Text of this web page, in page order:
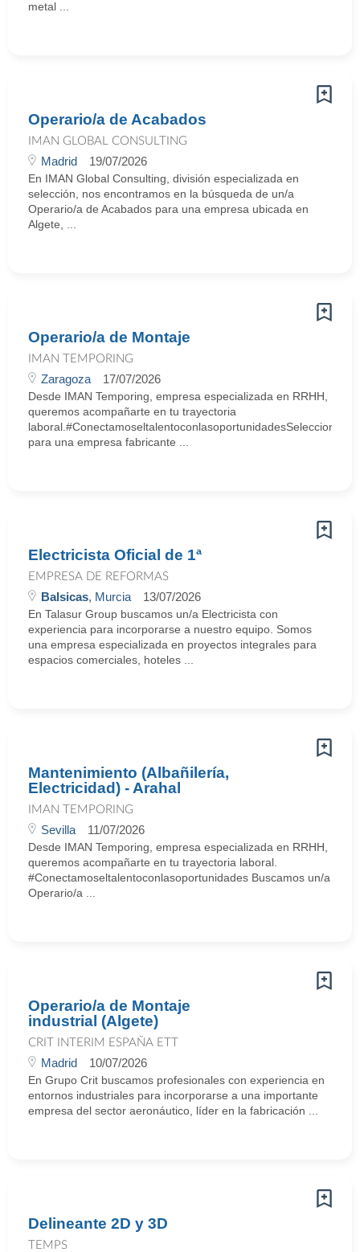
metal ...
Operario/a de Acabados
IMAN GLOBAL CONSULTING
Madrid 19/07/2026
En IMAN Global Consulting, división especializada en
selección, nos encontramos en la búsqueda de un/a
Operario/a de Acabados para una empresa ubicada en
Algete, ...
Operario/a de Montaje
IMAN TEMPORING
Zaragoza 17/07/2026
Desde IMAN Temporing, empresa especializada en RRHH,
queremos acompañarte en tu trayectoria
para una empresa fabricante ...
Electricista Oficial de 1ª
EMPRESA DE REFORMAS
Balsicas, Murcia 13/07/2026
En Talasur Group buscamos un/a Electricista con
experiencia para incorporarse a nuestro equipo. Somos
una empresa especializada en proyectos integrales para
espacios comerciales, hoteles ...
Mantenimiento (Albañilería,
Electricidad) - Arahal
IMAN TEMPORING
Sevilla 11/07/2026
Desde IMAN Temporing, empresa especializada en RRHH,
queremos acompañarte en tu trayectoria laboral.
#Conectamoseltalentoconlasoportunidades Buscamos un/a
Operario/a ...
Operario/a de Montaje
industrial (Algete)
CRIT INTERIM ESPAÑA ETT
Madrid 10/07/2026
En Grupo Crit buscamos profesionales con experiencia en
entornos industriales para incorporarse a una importante
empresa del sector aeronáutico, líder en la fabricación ...
Delineante 2D y 3D
TEMPS